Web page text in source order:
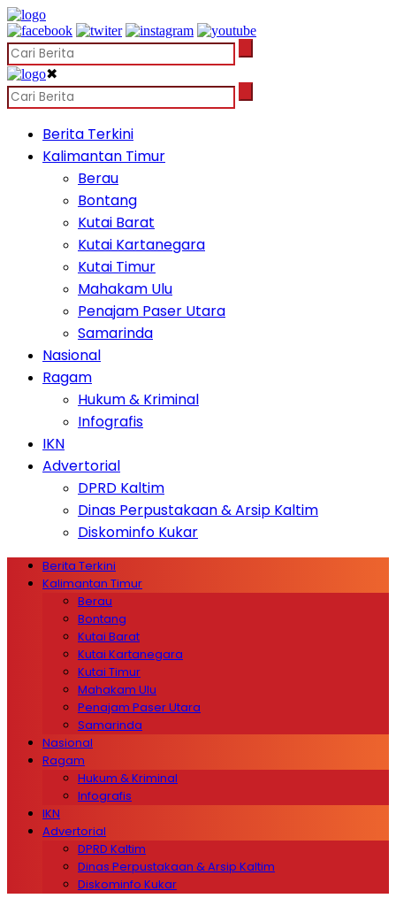
✖
Berita Terkini
Kalimantan Timur
Berau
Bontang
Kutai Barat
Kutai Kartanegara
Kutai Timur
Mahakam Ulu
Penajam Paser Utara
Samarinda
Nasional
Ragam
Hukum & Kriminal
Infografis
IKN
Advertorial
DPRD Kaltim
Dinas Perpustakaan & Arsip Kaltim
Diskominfo Kukar
Berita Terkini
Kalimantan Timur
Berau
Bontang
Kutai Barat
Kutai Kartanegara
Kutai Timur
Mahakam Ulu
Penajam Paser Utara
Samarinda
Nasional
Ragam
Hukum & Kriminal
Infografis
IKN
Advertorial
DPRD Kaltim
Dinas Perpustakaan & Arsip Kaltim
Diskominfo Kukar